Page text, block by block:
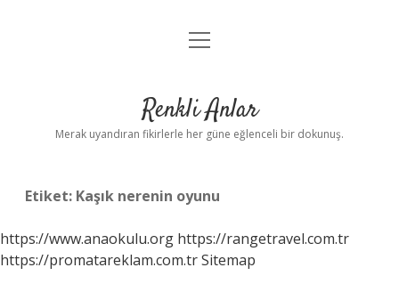
Anasayfa
Yasal Uyarı
menüyü
Renkli Anlar
Merak uyandıran fikirlerle her güne eğlenceli bir dokunuş.
Etiket: Kaşık nerenin oyunu
https://www.anaokulu.org https://rangetravel.com.tr
https://promatareklam.com.trSitemap